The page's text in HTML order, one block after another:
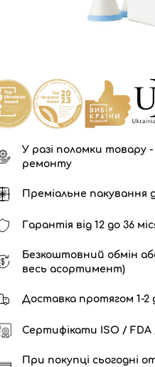
У разі поломки товару -
ремонту
Преміальне пакування
Гарантія від 12 до 36
Безкоштовний обмін
весь асортимент)
Доставка протягом 1-2
Сертифікати ISO / FDA
При покупці сьогодні